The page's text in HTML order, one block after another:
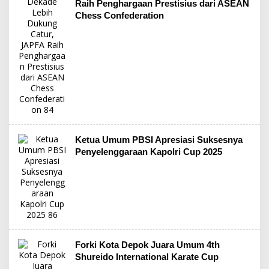
Raih Penghargaan Prestisius dari ASEAN
Chess Confederation
Ketua Umum PBSI Apresiasi Suksesnya
Penyelenggaraan Kapolri Cup 2025
Forki Kota Depok Juara Umum 4th
Shureido International Karate Cup